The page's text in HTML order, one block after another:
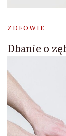
ZDROWIE
Dbanie o